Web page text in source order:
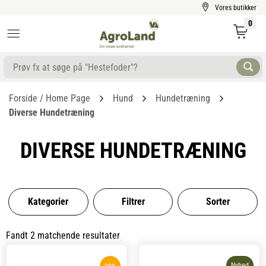
Vores butikker
0
Forside / Home Page Hund
Hundetræning
Diverse Hundetræning
DIVERSE HUNDETRÆNING
Kategorier Filtrer Sorter
Fandt 2 matchende resultater